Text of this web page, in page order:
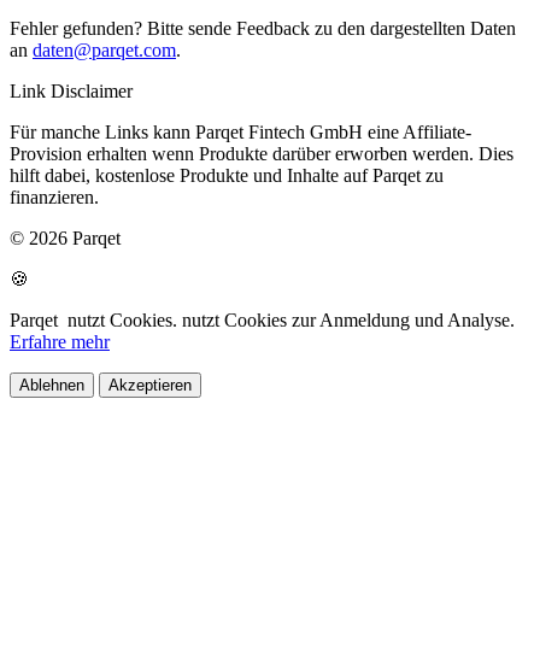
Fehler gefunden? Bitte sende Feedback zu den dargestellten Daten
an daten@parqet.com.
Link Disclaimer
Für manche Links kann Parqet Fintech GmbH eine Affiliate-
Provision erhalten wenn Produkte darüber erworben werden. Dies
hilft dabei, kostenlose Produkte und Inhalte auf Parqet zu
finanzieren.
© 2026 Parqet
🍪
Parqet nutzt Cookies. nutzt Cookies zur Anmeldung und Analyse.
Erfahre mehr
Ablehnen Akzeptieren